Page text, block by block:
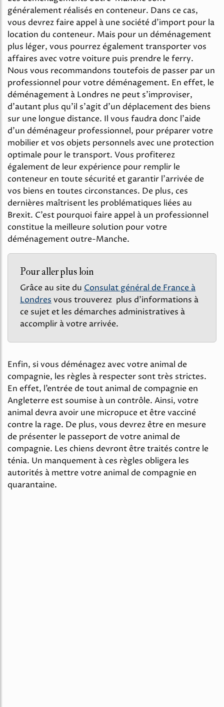
généralement réalisés en conteneur. Dans ce cas,
vous devrez faire appel à une société d’import pour la
location du conteneur. Mais pour un déménagement
plus léger, vous pourrez également transporter vos
affaires avec votre voiture puis prendre le ferry.
Nous vous recommandons toutefois de passer par un
professionnel pour votre déménagement. En effet, le
déménagement à Londres ne peut s’improviser,
d’autant plus qu’il s’agit d’un déplacement des biens
sur une longue distance. Il vous faudra donc l’aide
d’un déménageur professionnel, pour préparer votre
mobilier et vos objets personnels avec une protection
optimale pour le transport. Vous profiterez
également de leur expérience pour remplir le
conteneur en toute sécurité et garantir l’arrivée de
vos biens en toutes circonstances. De plus, ces
dernières maîtrisent les problématiques liées au
Brexit. C’est pourquoi faire appel à un professionnel
constitue la meilleure solution pour votre
déménagement outre-Manche.
Pour aller plus loin
Grâce au site du Consulat général de France à
Londres vous trouverez plus d’informations à
ce sujet et les démarches administratives à
accomplir à votre arrivée.
Enfin, si vous déménagez avec votre animal de
compagnie, les règles à respecter sont très strictes.
En effet, l’entrée de tout animal de compagnie en
Angleterre est soumise à un contrôle. Ainsi, votre
animal devra avoir une micropuce et être vacciné
contre la rage. De plus, vous devrez être en mesure
de présenter le passeport de votre animal de
compagnie. Les chiens devront être traités contre le
ténia. Un manquement à ces règles obligera les
autorités à mettre votre animal de compagnie en
quarantaine.